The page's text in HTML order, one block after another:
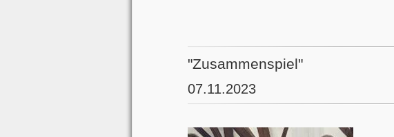
"Zusammenspiel"
07.11.2023